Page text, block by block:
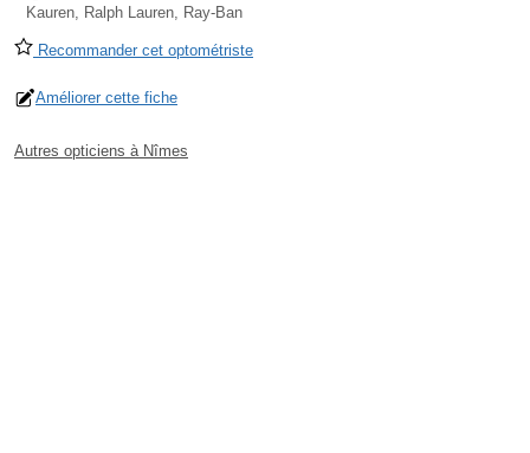
Kauren, Ralph Lauren, Ray-Ban
Recommander cet optométriste
Améliorer cette fiche
Autres opticiens à Nîmes